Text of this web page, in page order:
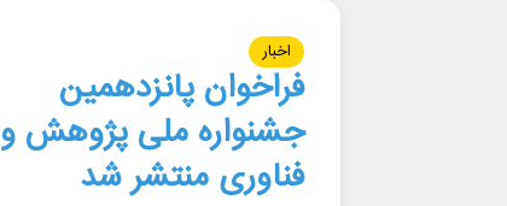
اخبار
فراخوان پانزدهمین
جشنواره ملی پژوهش و
فناوری منتشر شد